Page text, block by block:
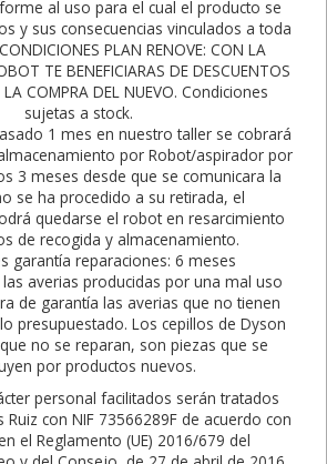
al uso para el cual el producto se
y sus consecuencias vinculados a toda
PLAN RENOVE: CON LA
TE BENEFICIARAS DE DESCUENTOS
LA COMPRA DEL NUEVO. Condiciones
sujetas a stock.
1 mes en nuestro taller se cobrará
por Robot/aspirador por
3 meses desde que se comunicara la
se ha procedido a su retirada, el
quedarse el robot en resarcimiento
de recogida y almacenamiento.
garantía reparaciones: 6 meses
averias producidas por una mal uso
de garantía las averias que no tienen
presupuestado. Los cepillos de Dyson
no se reparan, son piezas que se
por productos nuevos.
personal facilitados serán tratados
con NIF 73566289F de acuerdo con
el Reglamento (UE) 2016/679 del